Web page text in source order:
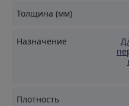
энергоэффективность.
прилегает к элементам
образование щелей и
Проницаемость для
Толщина (мм)
Назначение
Плотность